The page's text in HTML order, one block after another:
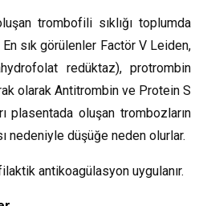
trombofili sıklığı toplumda
sık görülenler Factör V Leiden,
redüktaz), protrombin
olarak Antitrombin ve Protein S
plasentada oluşan trombozların
nedeniyle düşüğe neden olurlar.
antikoagülasyon uygulanır.